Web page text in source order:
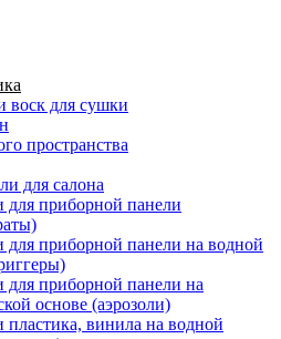
для сушки
пространства
для салона
для приборной панели
для приборной панели на водной
для приборной панели на
основе (аэрозоли)
винила на водной